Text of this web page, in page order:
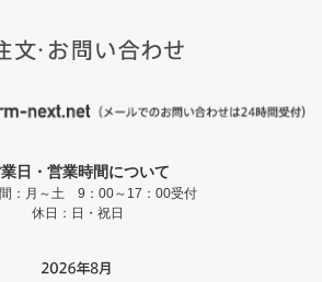
日・営業時間について
：月～土 9：00～17：00受付
休日：日・祝日